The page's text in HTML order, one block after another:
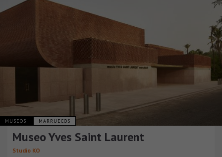
MUSEOS MARRUECOS
Museo Yves Saint Laurent
Studio KO